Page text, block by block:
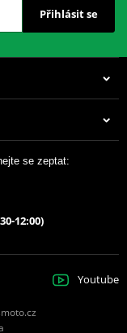
Přihlásit se
se zeptat:
12:00)
Youtube